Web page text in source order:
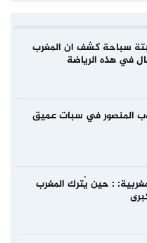
سباحة كشف ان المغرب
في هذه الرياضة
المنصور في سبات عميق
: حين يُترك المغرب